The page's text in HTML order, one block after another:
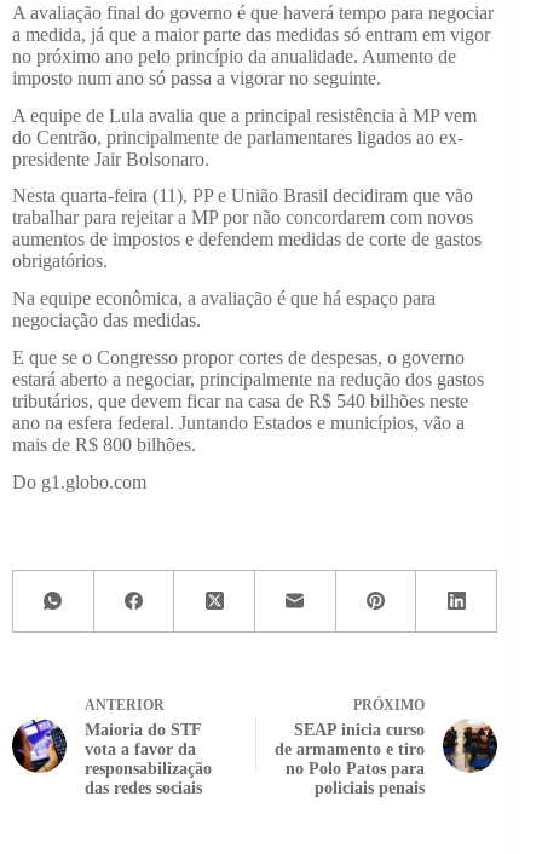
A avaliação final do governo é que haverá tempo para negociar
a medida, já que a maior parte das medidas só entram em vigor
no próximo ano pelo princípio da anualidade. Aumento de
imposto num ano só passa a vigorar no seguinte.
A equipe de Lula avalia que a principal resistência à MP vem
do Centrão, principalmente de parlamentares ligados ao ex-
presidente Jair Bolsonaro.
Nesta quarta-feira (11), PP e União Brasil decidiram que vão
trabalhar para rejeitar a MP por não concordarem com novos
aumentos de impostos e defendem medidas de corte de gastos
obrigatórios.
Na equipe econômica, a avaliação é que há espaço para
negociação das medidas.
E que se o Congresso propor cortes de despesas, o governo
estará aberto a negociar, principalmente na redução dos gastos
tributários, que devem ficar na casa de R$ 540 bilhões neste
ano na esfera federal. Juntando Estados e municípios, vão a
mais de R$ 800 bilhões.
Do g1.globo.com
ANTERIOR
Maioria do STF
vota a favor da
responsabilização
das redes sociais
PRÓXIMO
SEAP inicia curso
de armamento e tiro
no Polo Patos para
policiais penais